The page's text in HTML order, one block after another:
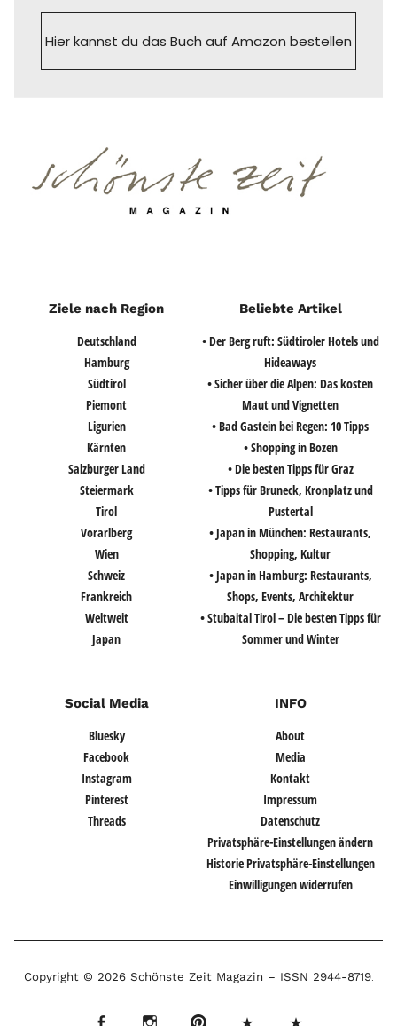
Hier kannst du das Buch auf Amazon bestellen
Ziele nach Region
Deutschland
Hamburg
Südtirol
Piemont
Ligurien
Kärnten
Salzburger Land
Steiermark
Tirol
Vorarlberg
Wien
Schweiz
Frankreich
Weltweit
Japan
Beliebte Artikel
• Der Berg ruft: Südtiroler Hotels und
Hideaways
• Sicher über die Alpen: Das kosten
Maut und Vignetten
• Bad Gastein bei Regen: 10 Tipps
• Shopping in Bozen
• Die besten Tipps für Graz
• Tipps für Bruneck, Kronplatz und
Pustertal
• Japan in München: Restaurants,
Shopping, Kultur
• Japan in Hamburg: Restaurants,
Shops, Events, Architektur
• Stubaital Tirol – Die besten Tipps für
Sommer und Winter
Social Media
Bluesky
Facebook
Instagram
Pinterest
Threads
INFO
About
Media
Kontakt
Impressum
Datenschutz
Privatsphäre-Einstellungen ändern
Historie Privatsphäre-Einstellungen
Einwilligungen widerrufen
Copyright © 2026 Schönste Zeit Magazin – ISSN 2944-8719